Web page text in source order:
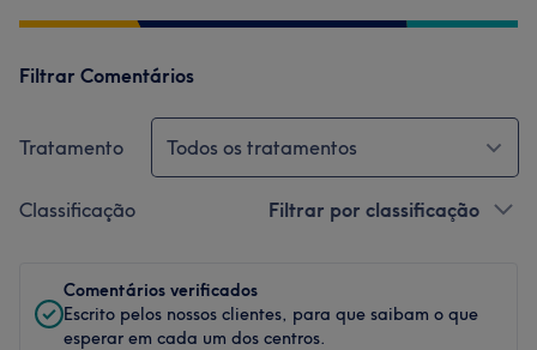
Filtrar Comentários
Tratamento Todos os tratamentos
Classificação Filtrar por classificação
Comentários verificados
Escrito pelos nossos clientes, para que saibam o que
esperar em cada um dos centros.